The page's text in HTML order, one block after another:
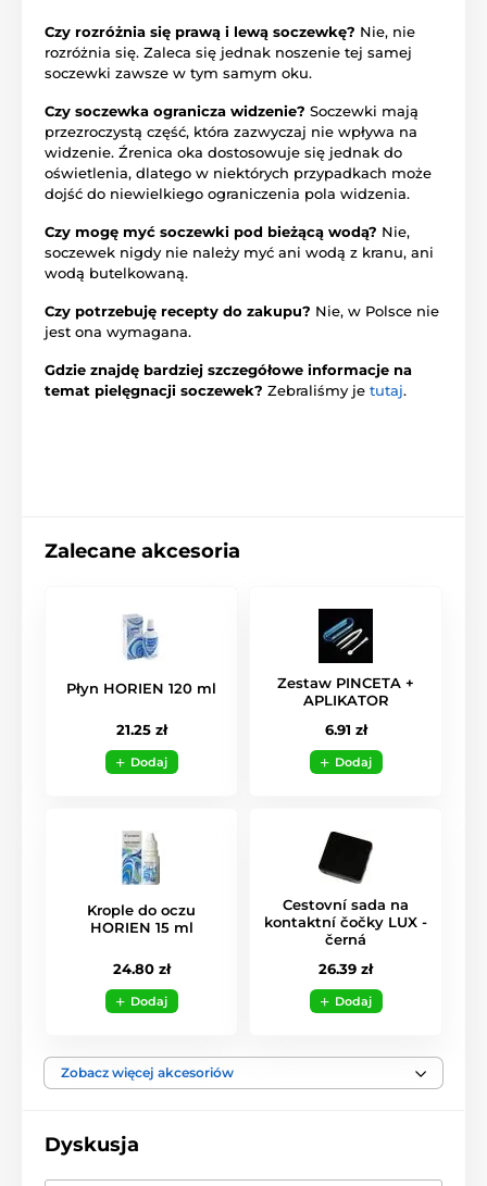
Czy rozróżnia się prawą i lewą soczewkę? Nie, nie
rozróżnia się. Zaleca się jednak noszenie tej samej
soczewki zawsze w tym samym oku.
Czy soczewka ogranicza widzenie? Soczewki mają
przezroczystą część, która zazwyczaj nie wpływa na
widzenie. Źrenica oka dostosowuje się jednak do
oświetlenia, dlatego w niektórych przypadkach może
dojść do niewielkiego ograniczenia pola widzenia.
Czy mogę myć soczewki pod bieżącą wodą? Nie,
soczewek nigdy nie należy myć ani wodą z kranu, ani
wodą butelkowaną.
Czy potrzebuję recepty do zakupu? Nie, w Polsce nie
jest ona wymagana.
Gdzie znajdę bardziej szczegółowe informacje na
temat pielęgnacji soczewek? Zebraliśmy je tutaj.
Zalecane akcesoria
Płyn HORIEN 120 ml
21.25 zł
Dodaj
Zestaw PINCETA +
APLIKATOR
6.91 zł
Dodaj
Krople do oczu
HORIEN 15 ml
24.80 zł
Dodaj
Cestovní sada na
kontaktní čočky LUX -
černá
26.39 zł
Dodaj
Zobacz więcej akcesoriów
Dyskusja